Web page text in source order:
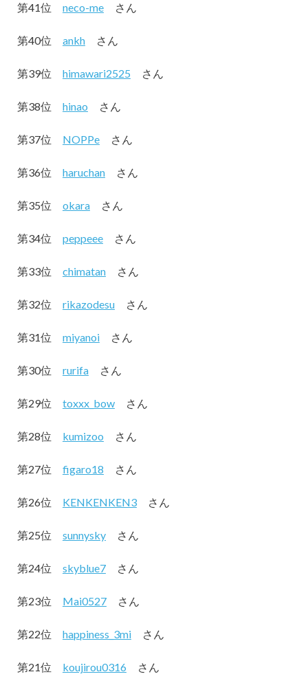
第41位 neco-meさん
第40位 ankhさん
第39位 himawari2525 さん
第38位 hinao さん
第37位 NOPPeさん
第36位 haruchanさん
第35位 okaraさん
第34位 peppeeeさん
第33位 chimatanさん
第32位 rikazodesuさん
第31位 miyanoiさん
第30位 rurifaさん
第29位 toxxx_bowさん
第28位 kumizoo さん
第27位 figaro18 さん
第26位 KENKENKEN3さん
第25位 sunnyskyさん
第24位 skyblue7さん
第23位 Mai0527さん
第22位 happiness_3miさん
第21位 koujirou0316 さん